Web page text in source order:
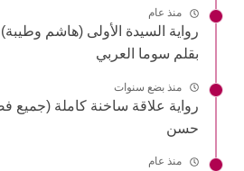
منذ عام
رواية السيدة الأولى (هاشم وطيبة)
بقلم سوما العربي
منذ بضع سنوات
رواية علاقة ساخنة كاملة (جميع
حسن
منذ عام